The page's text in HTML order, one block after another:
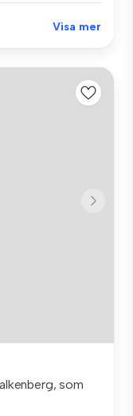
Visa mer
som